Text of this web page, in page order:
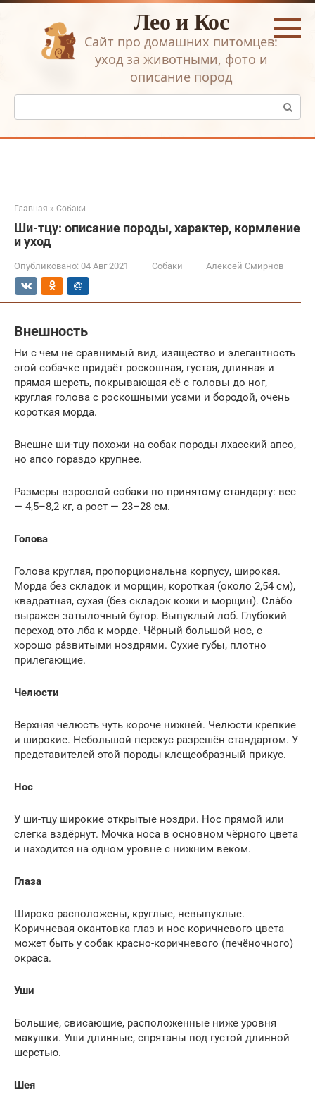
Перейти
Лео и Кос
Сайт про домашних питомцев:
уход за животными, фото и
описание пород
Поиск:
Главная » Собаки
Ши-тцу: описание породы, характер, кормление
и уход
Опубликовано: 04 Авг 2021 Собаки Алексей Смирнов
Внешность
Ни с чем не сравнимый вид, изящество и элегантность
этой собачке придаёт роскошная, густая, длинная и
прямая шерсть, покрывающая её с головы до ног,
круглая голова с роскошными усами и бородой, очень
короткая морда.
Внешне ши-тцу похожи на собак породы лхасский апсо,
но апсо гораздо крупнее.
Размеры взрослой собаки по принятому стандарту: вес
— 4,5–8,2 кг, а рост — 23–28 см.
Голова
Голова круглая, пропорциональна корпусу, широкая.
Морда без складок и морщин, короткая (около 2,54 см),
квадратная, сухая (без складок кожи и морщин). Сла́бо
выражен затылочный бугор. Выпуклый лоб. Глубокий
переход ото лба к морде. Чёрный большой нос, с
хорошо ра́звитыми ноздрями. Сухие губы, плотно
прилегающие.
Челюсти
Верхняя челюсть чуть короче нижней. Челюсти крепкие
и широкие. Небольшой перекус разрешён стандартом. У
представителей этой породы клещеобразный прикус.
Нос
У ши-тцу широкие открытые ноздри. Нос прямой или
слегка вздёрнут. Мочка носа в основном чёрного цвета
и находится на одном уровне с нижним веком.
Глаза
Широко расположены, круглые, невыпуклые.
Коричневая окантовка глаз и нос коричневого цвета
может быть у собак красно-коричневого (печёночного)
окраса.
Уши
Большие, свисающие, расположенные ниже уровня
макушки. Уши длинные, спрятаны под густой длинной
шерстью.
Шея